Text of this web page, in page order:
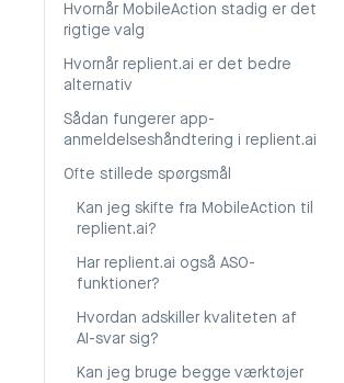
Hvornår MobileAction stadig er det
rigtige valg
Hvornår replient.ai er det bedre
alternativ
Sådan fungerer app-
anmeldelseshåndtering i replient.ai
Ofte stillede spørgsmål
Kan jeg skifte fra MobileAction til
replient.ai?
Har replient.ai også ASO-
funktioner?
Hvordan adskiller kvaliteten af
AI-svar sig?
Kan jeg bruge begge værktøjer